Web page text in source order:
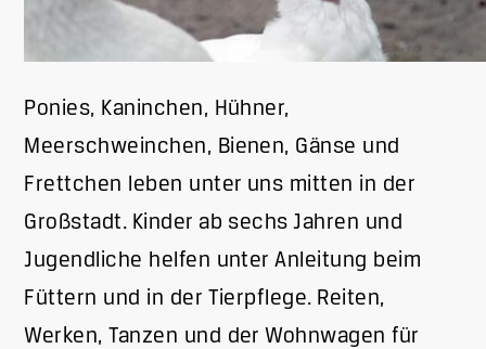
Ponies, Kaninchen, Hühner,
Meerschweinchen, Bienen, Gänse und
Frettchen leben unter uns mitten in der
Großstadt. Kinder ab sechs Jahren und
Jugendliche helfen unter Anleitung beim
Füttern und in der Tierpflege. Reiten,
Werken, Tanzen und der Wohnwagen für